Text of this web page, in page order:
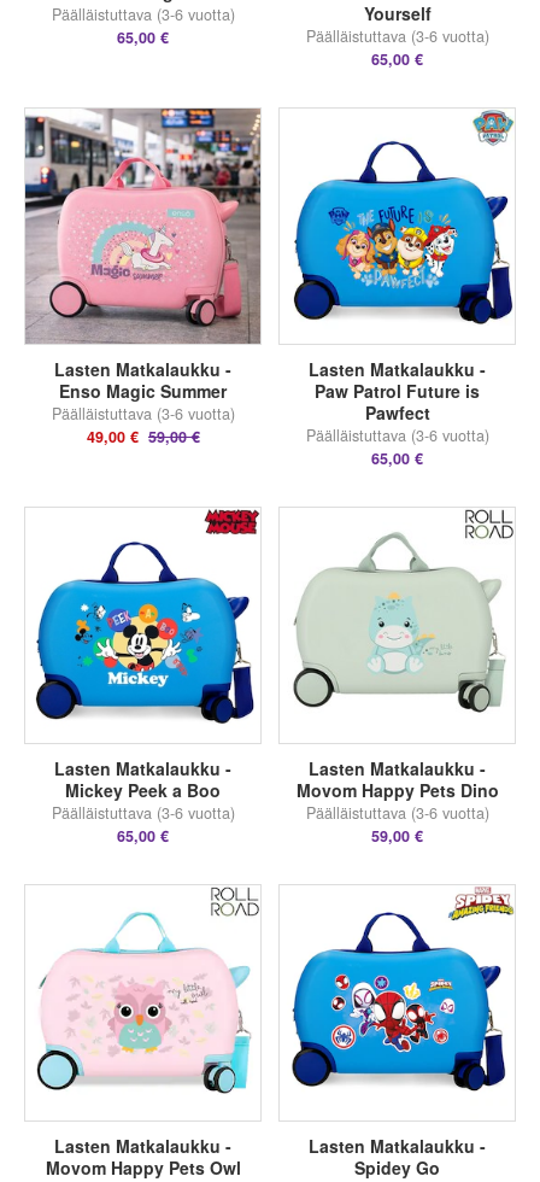
Päälläistuttava (3-6 vuotta)
65,00 €
Yourself
Päälläistuttava (3-6 vuotta)
65,00 €
Lasten Matkalaukku -
Enso Magic Summer
Päälläistuttava (3-6 vuotta)
49,00 € 59,00 €
Lasten Matkalaukku -
Paw Patrol Future is
Pawfect
Päälläistuttava (3-6 vuotta)
65,00 €
Lasten Matkalaukku -
Mickey Peek a Boo
Päälläistuttava (3-6 vuotta)
65,00 €
Lasten Matkalaukku -
Movom Happy Pets Dino
Päälläistuttava (3-6 vuotta)
59,00 €
Lasten Matkalaukku -
Movom Happy Pets Owl
Lasten Matkalaukku -
Spidey Go